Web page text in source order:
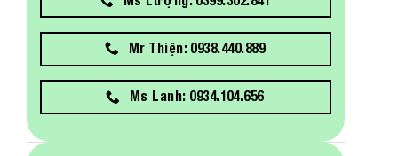
Mr Thiện: 0938.440.889
Ms Lanh: 0934.104.656